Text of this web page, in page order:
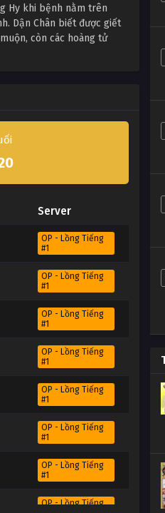
Hy khi bệnh nằm trên
Dận Chân biết được giết
còn các hoàng tử
Server
OP - Lồng Tiếng
#1
OP - Lồng Tiếng
#1
OP - Lồng Tiếng
#1
OP - Lồng Tiếng
#1
OP - Lồng Tiếng
#1
OP - Lồng Tiếng
#1
OP - Lồng Tiếng
#1
OP - Lồng Tiếng